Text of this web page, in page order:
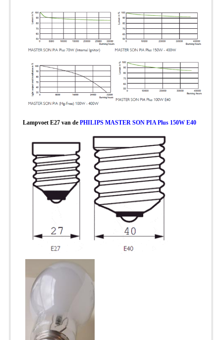
Lampvoet E27 van de PHILIPS MASTER SON PIA Plus 150W E40